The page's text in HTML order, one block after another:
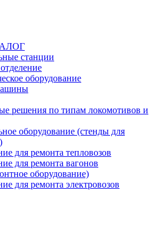
станции
оборудование
решения по типам локомотивов и
оборудование (стенды для
для ремонта тепловозов
для ремонта вагонов
оборудование)
для ремонта электровозов